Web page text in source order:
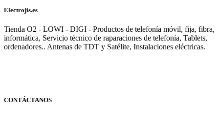
Electrojis.es
Tienda O2 - LOWI - DIGI - Productos de telefonía móvil, fija, fibra,
informática, Servicio técnico de raparaciones de telefonía, Tablets,
ordenadores.. Antenas de TDT y Satélite, Instalaciones eléctricas.
CONTÁCTANOS